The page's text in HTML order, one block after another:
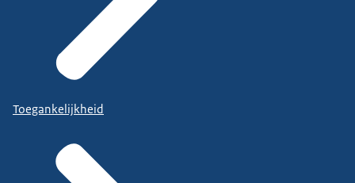
Toegankelijkheid